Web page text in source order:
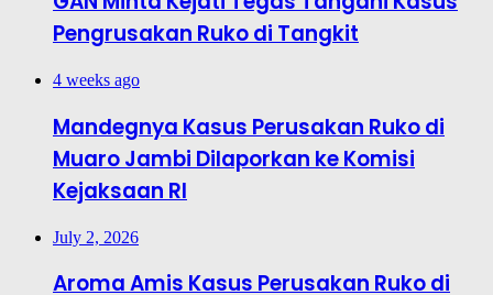
Pengrusakan Ruko di Tangkit
4 weeks ago
Mandegnya Kasus Perusakan Ruko di
Muaro Jambi Dilaporkan ke Komisi
Kejaksaan RI
July 2, 2026
Aroma Amis Kasus Perusakan Ruko di